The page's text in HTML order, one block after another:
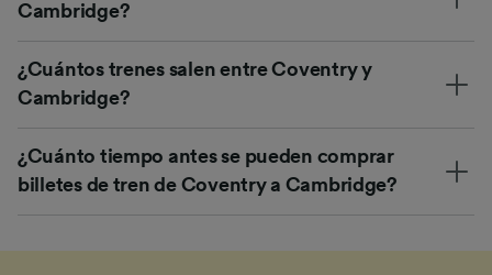
Cambridge?
¿Cuántos trenes salen entre Coventry y
Cambridge?
¿Cuánto tiempo antes se pueden comprar
billetes de tren de Coventry a Cambridge?